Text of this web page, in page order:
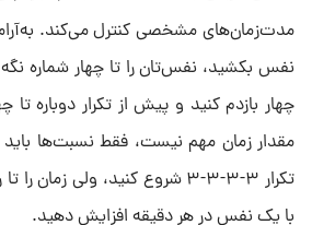
مدت‌زمان‌های مشخصی کنترل می‌کند.
نفس بکشید، نفس‌تان را تا چهار شماره نگه
چهار بازدم کنید و پیش از تکرار دوباره تا
مقدار زمان مهم نیست، فقط نسبت‌ها باید
تکرار ۳-۳-۳-۳ شروع کنید، ولی
با یک نفس در هر دقیقه افزایش دهید.